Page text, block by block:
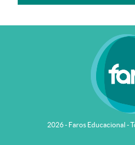
2026 - Faros Educacional -